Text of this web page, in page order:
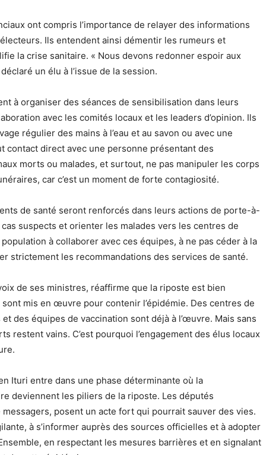
ont compris l’importance de relayer des informations
Ils entendent ainsi démentir les rumeurs et
la crise sanitaire. « Nous devons redonner espoir aux
un élu à l’issue de la session.
à organiser des séances de sensibilisation dans leurs
avec les comités locaux et les leaders d’opinion. Ils
régulier des mains à l’eau et au savon ou avec une
direct avec une personne présentant des
morts ou malades, et surtout, ne pas manipuler les corps
car c’est un moment de forte contagiosité.
de santé seront renforcés dans leurs actions de porte-à-
suspects et orienter les malades vers les centres de
à collaborer avec ces équipes, à ne pas céder à la
strictement les recommandations des services de santé.
de ses ministres, réaffirme que la riposte est bien
mis en œuvre pour contenir l’épidémie. Des centres de
des équipes de vaccination sont déjà à l’œuvre. Mais sans
restent vains. C’est pourquoi l’engagement des élus locaux
Ituri entre dans une phase déterminante où la
deviennent les piliers de la riposte. Les députés
posent un acte fort qui pourrait sauver des vies.
à s’informer auprès des sources officielles et à adopter
en respectant les mesures barrières et en signalant